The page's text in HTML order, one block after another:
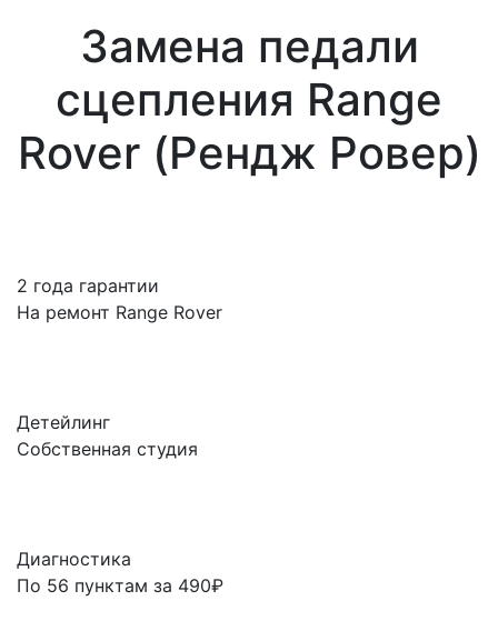
Замена педали
сцепления Range
Rover (Рендж Ровер)
2 года гарантии
На ремонт Range Rover
Детейлинг
Собственная студия
Диагностика
По 56 пунктам за 490₽